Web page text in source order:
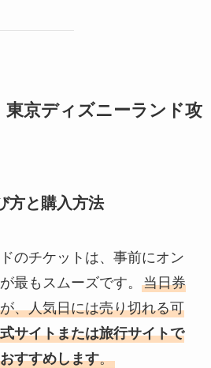
東京ディズニーランド攻
方と購入方法
のチケットは、事前にオン
最もスムーズです。 当日券
、人気日には売り切れる可
サイトまたは旅行サイトで
すすめします。